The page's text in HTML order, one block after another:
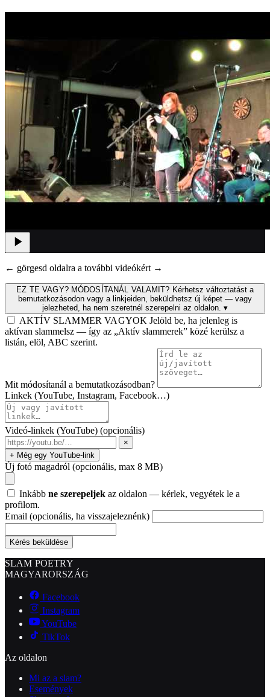
← görgesd oldalra a további videókért →
EZ TE VAGY? MÓDOSÍTANÁL VALAMIT? Kérhetsz változtatást a
bemutatkozásodon vagy a linkjeiden, beküldhetsz új képet — vagy
jelezheted, ha nem szeretnél szerepelni az oldalon. ▾
AKTÍV SLAMMER VAGYOK Jelöld be, ha jelenleg is
aktívan slammelsz — így az „Aktív slammerek” közé kerülsz a
listán, elöl, ABC szerint.
Mit módosítanál a bemutatkozásodban?
Linkek (YouTube, Instagram, Facebook…)
Videó-linkek (YouTube) (opcionális)
×
+ Még egy YouTube-link
Új fotó magadról (opcionális, max 8 MB)
Inkább ne szerepeljek az oldalon — kérlek, vegyétek le a
profilom.
Email (opcionális, ha visszajeleznénk)
Kérés beküldése
SLAM POETRY
MAGYARORSZÁG
Facebook
Instagram
YouTube
TikTok
Az oldalon
Mi az a slam?
Események